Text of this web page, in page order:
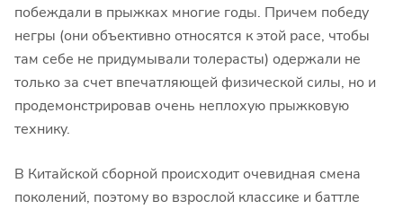
побеждали в прыжках многие годы. Причем победу
негры (они объективно относятся к этой расе, чтобы
там себе не придумывали толерасты) одержали не
только за счет впечатляющей физической силы, но и
продемонстрировав очень неплохую прыжковую
технику.
В Китайской сборной происходит очевидная смена
поколений, поэтому во взрослой классике и баттле